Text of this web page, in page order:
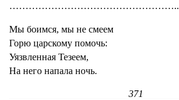
……………………………………………..
Мы боимся, мы не смеем
Горю царскому помочь:
Уязвленная Тезеем,
На него напала ночь.
371